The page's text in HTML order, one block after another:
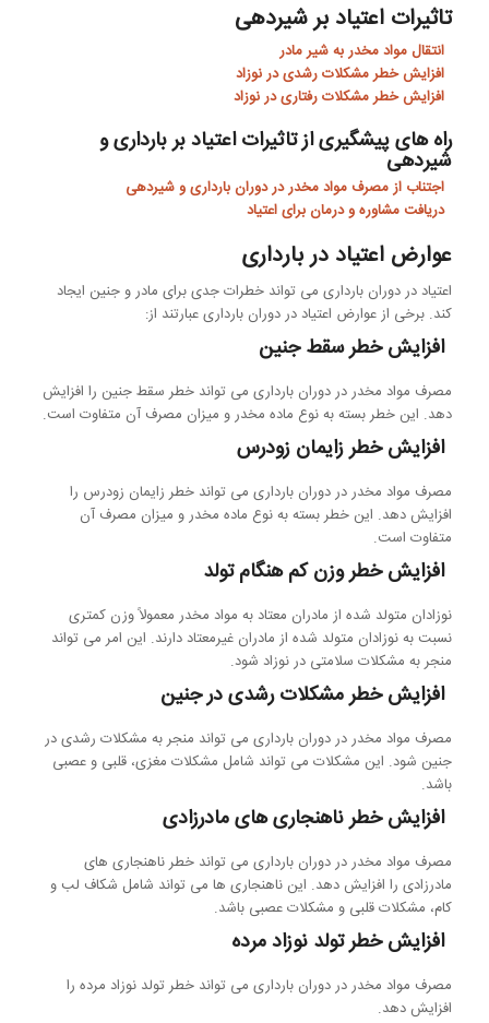
تاثیرات اعتیاد بر شیردهی
انتقال مواد مخدر به شیر مادر
افزایش خطر مشکلات رشدی در نوزاد
افزایش خطر مشکلات رفتاری در نوزاد
راه های پیشگیری از تاثیرات اعتیاد بر بارداری و
شیردهی
اجتناب از مصرف مواد مخدر در دوران بارداری و شیردهی
دریافت مشاوره و درمان برای اعتیاد
عوارض اعتیاد در بارداری
اعتیاد در دوران بارداری می تواند خطرات جدی برای مادر و جنین ایجاد
کند. برخی از عوارض اعتیاد در دوران بارداری عبارتند از:
افزایش خطر سقط جنین
مصرف مواد مخدر در دوران بارداری می تواند خطر سقط جنین را افزایش
دهد. این خطر بسته به نوع ماده مخدر و میزان مصرف آن متفاوت است.
افزایش خطر زایمان زودرس
مصرف مواد مخدر در دوران بارداری می تواند خطر زایمان زودرس را
افزایش دهد. این خطر بسته به نوع ماده مخدر و میزان مصرف آن
متفاوت است.
افزایش خطر وزن کم هنگام تولد
نوزادان متولد شده از مادران معتاد به مواد مخدر معمولاً وزن کمتری
نسبت به نوزادان متولد شده از مادران غیرمعتاد دارند. این امر می تواند
منجر به مشکلات سلامتی در نوزاد شود.
افزایش خطر مشکلات رشدی در جنین
مصرف مواد مخدر در دوران بارداری می تواند منجر به مشکلات رشدی در
جنین شود. این مشکلات می تواند شامل مشکلات مغزی، قلبی و عصبی
باشد.
افزایش خطر ناهنجاری های مادرزادی
مصرف مواد مخدر در دوران بارداری می تواند خطر ناهنجاری های
مادرزادی را افزایش دهد. این ناهنجاری ها می تواند شامل شکاف لب و
کام، مشکلات قلبی و مشکلات عصبی باشد.
افزایش خطر تولد نوزاد مرده
مصرف مواد مخدر در دوران بارداری می تواند خطر تولد نوزاد مرده را
افزایش دهد.